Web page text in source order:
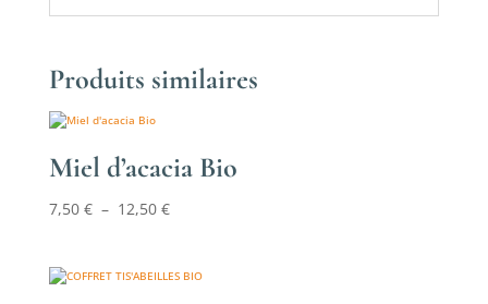
Produits similaires
Miel d’acacia Bio
7,50 € – 12,50 €Plage
7,50 €